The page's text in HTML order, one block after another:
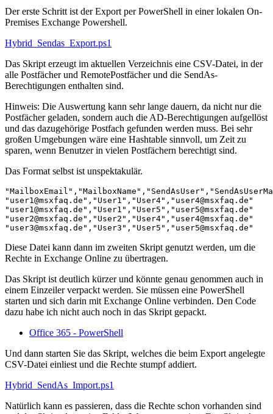
Der erste Schritt ist der Export per PowerShell in einer lokalen On-
Premises Exchange Powershell.
Hybrid_Sendas_Export.ps1
Das Skript erzeugt im aktuellen Verzeichnis eine CSV-Datei, in der
alle Postfächer und RemotePostfächer und die SendAs-
Berechtigungen enthalten sind.
Hinweis: Die Auswertung kann sehr lange dauern, da nicht nur die
Postfächer geladen, sondern auch die AD-Berechtigungen aufgellöst
und das dazugehörige Postfach gefunden werden muss. Bei sehr
großen Umgebungen wäre eine Hashtable sinnvoll, um Zeit zu
sparen, wenn Benutzer in vielen Postfächern berechtigt sind.
Das Format selbst ist unspektakulär.
"user1@msxfaq.de","User1","User4","user4@msxfaq.de"
"user1@msxfaq.de","User1","User5","user5@msxfaq.de"
"user2@msxfaq.de","User2","User4","user4@msxfaq.de"
"user3@msxfaq.de","User3","User5","user5@msxfaq.de"
Diese Datei kann dann im zweiten Skript genutzt werden, um die
Rechte in Exchange Online zu übertragen.
Das Skript ist deutlich kürzer und könnte genau genommen auch in
einem Einzeiler verpackt werden. Sie müssen eine PowerShell
starten und sich darin mit Exchange Online verbinden. Den Code
dazu habe ich nicht auch noch in das Skript gepackt.
Office 365 - PowerShell
Und dann starten Sie das Skript, welches die beim Export angelegte
CSV-Datei einliest und die Rechte stumpf addiert.
Hybrid_SendAs_Import.ps1
Natürlich kann es passieren, dass die Rechte schon vorhanden sind